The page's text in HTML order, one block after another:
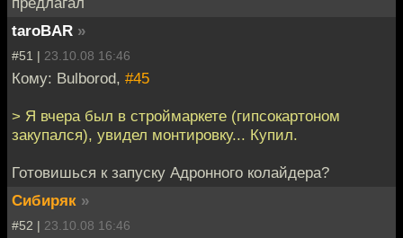
taroBAR »
#51 | 23.10.08 16:46
Кому: Bulborod, #45
> Я вчера был в строймаркете (гипсокартоном
закупался), увидел монтировку... Купил.
Готовишься к запуску Адронного колайдера?
Сибиряк »
#52 | 23.10.08 16:46